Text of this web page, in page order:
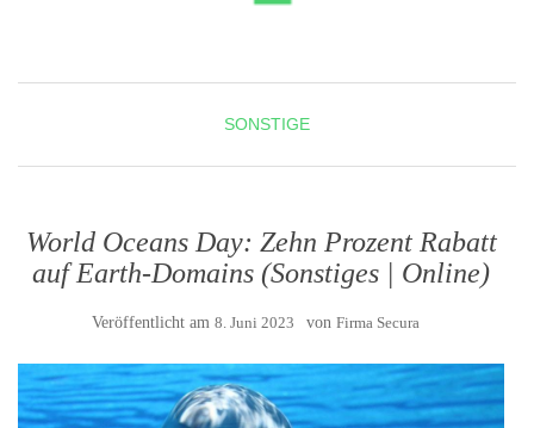
SONSTIGE
World Oceans Day: Zehn Prozent Rabatt
auf Earth-Domains (Sonstiges | Online)
Veröffentlicht am 8. Juni 2023 von Firma Secura